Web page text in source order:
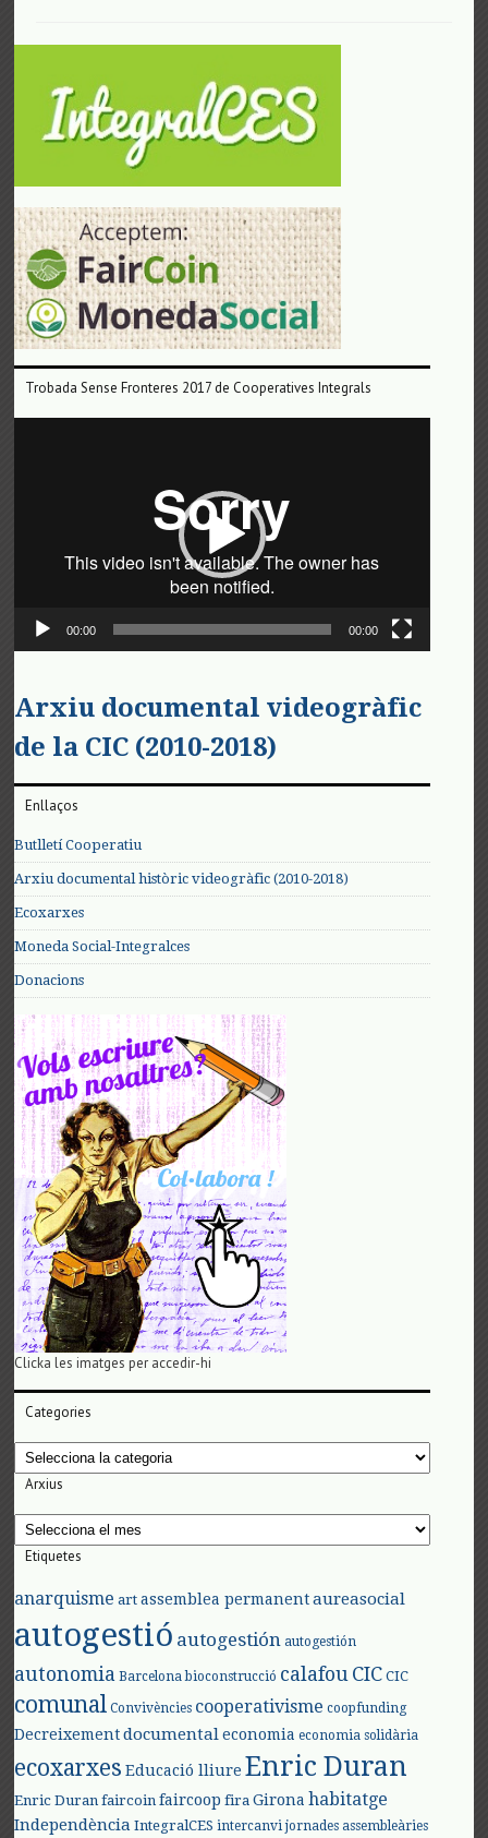
Trobada Sense Fronteres 2017 de Cooperatives Integrals
00:00 00:00
Arxiu documental videogràfic
de la CIC (2010-2018)
Enllaços
Butlletí Cooperatiu
Arxiu documental històric videogràfic (2010-2018)
Ecoxarxes
Moneda Social-Integralces
Donacions
Clicka les imatges per accedir-hi
Categories
Categories
Arxius
Arxius
Etiquetes
anarquisme art assemblea permanent aureasocial
autogestió autogestión autogestión
autonomia Barcelona bioconstrucció calafouCIC CIC
comunal Convivències cooperativisme coopfunding
Decreixement documental economia economia solidària
ecoxarxes Educació lliure Enric Duran
Enric Duran faircoin faircoop fira Girona habitatge
Independència IntegralCES intercanvi jornades assembleàries